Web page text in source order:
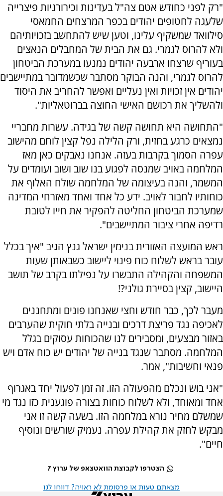
"רק לפני כחודש אטם צה"ל בעדינות וכירורגיות פיצרייה
שלעגה לחטופים יהודים בכפר המרצחים החמאסי
סילוואד שמשקיף עלינו, וטען שיש להתחשב בזכויותיהם
ולא להרוס לגמרי. גם את הבית של המחבלים הנאצים
בעוריף שרצחו ארבעה יהודים נמנעו במערכת הביטחון
להרוס לגמרי, והנה הבוקר מסתבר שכשמדובר במתיישבים
יהודים אין זכויות ואין נעליים ואפשר להחריב את היסוד
ולהשליך את רכושם האישי החוצה בברוטאליות".
"התחושה היא תחושה קשה של בגידה. עשרות מחבריי
נמצאים כרגע בחזית, ורק הלילה נפל קצין לוחם מהישוב
עפרה הסמוך בקרבות בעזה. אנחנו נאבקים כאן מאז
המלחמה באויב שמנסה לפגוע בנו שוב ושוב ועומדים על
המשמר, והנה בעיצומה של המלחמה שולח האלוף את
כוחותיו לחבור לאויב. ידע כל אחד ואחד מאזרחי המדינה
שמערכת הביטחון החליטה להפקיר את חייו לטובת
רדיפה אחרי ציבור המתיישבים".
ראש המועצה האזורית בנימין ישראל גנץ הגיב "איך בכלל
עובר בראש לשלוח כוח פינוי ליישוב כשבאותן שעות
המשפחה והקהילה התבשרו על נפילתו בקרב של תושב
היישוב, קצין בסיירת גולני?!
מעבר לכך, כבר חודש וחצי שאנחנו פונים ומתחננים
לאכיפה נגד פריצת דרכים ובנייה בלתי חוקית שהערבים
באזור מבצעים, ומסבירים לנו שהכוחות עסוקים בגלל
המלחמה. מסתבר שנגד בנייה של יהודים יש כוח אדם ויש
פנאי וחשיבות", אמר.
"אני בוש ונכלם מהפעולה הזו. זה זמן לפעול יחד באגרוף
אחד ומאוחד, ולא לשלוח כוחות בצורה פוגענית כזו נגד מי
שמשלם מחיר נורא במלחמה הזו. בשעה קשה זו אני
מבקש לחזק את קהילת עפרה. נעמיק שורשים ונוסיף
חיים".
הצטרפו לקבוצת הוואטצאפ של ערוץ 7
מצאתם טעות או פרסומת לא ראויה? דווחו לנו